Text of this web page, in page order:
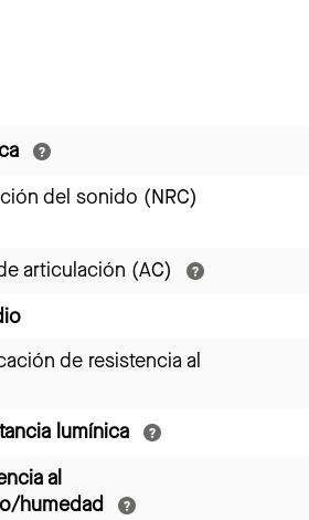
del sonido (NRC)
articulación (AC)
de resistencia al
lumínica
al
humedad